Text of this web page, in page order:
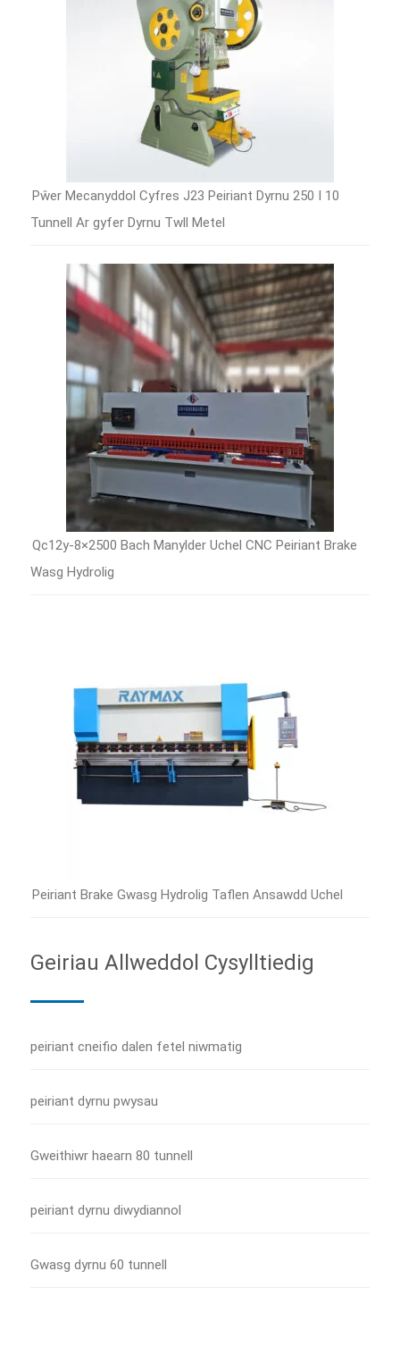
Pŵer Mecanyddol Cyfres J23 Peiriant Dyrnu 250 I 10
Tunnell Ar gyfer Dyrnu Twll Metel
Qc12y-8×2500 Bach Manylder Uchel CNC Peiriant Brake
Wasg Hydrolig
Peiriant Brake Gwasg Hydrolig Taflen Ansawdd Uchel
Geiriau Allweddol Cysylltiedig
peiriant cneifio dalen fetel niwmatig
peiriant dyrnu pwysau
Gweithiwr haearn 80 tunnell
peiriant dyrnu diwydiannol
Gwasg dyrnu 60 tunnell